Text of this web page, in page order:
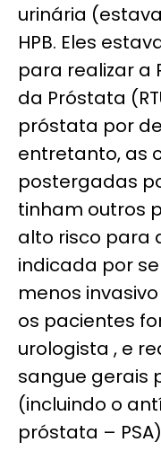
urinária
HPB. Eles
para realizar a
da Próstata
próstata por
entretanto, as
postergadas
tinham outros
alto risco para
indicada por
menos invasivo
os pacientes
urologista , e
sangue gerais
(incluindo o
próstata –